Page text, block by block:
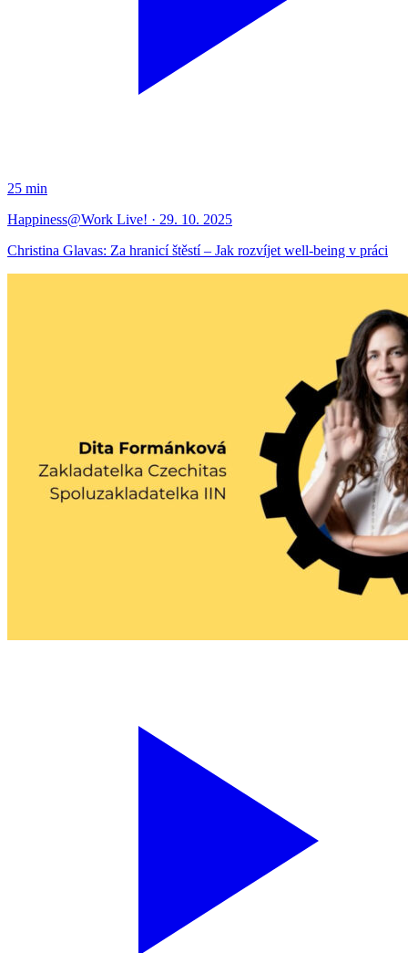
25 min
Happiness@Work Live! · 29. 10. 2025
Christina Glavas: Za hranicí štěstí – Jak rozvíjet well-being v práci